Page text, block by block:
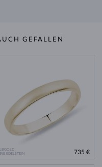
GEFALLEN
EDELSTEIN
735 €